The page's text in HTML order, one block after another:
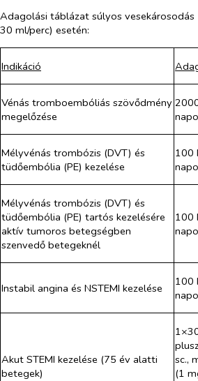
Adagolási táblázat súlyos vesekárosodás
30 ml/perc) esetén:
Indikáció
Vénás tromboembóliás szövődmény
megelőzése
Mélyvénás trombózis (DVT) és
tüdőembólia (PE) kezelése
100
Mélyvénás trombózis (DVT) és
tüdőembólia (PE) tartós kezelésére
aktív tumoros betegségben
szenvedő betegeknél
100
Instabil angina és NSTEMI kezelése
100
Akut STEMI kezelése (75 év alatti
betegek)
sc.,
(1